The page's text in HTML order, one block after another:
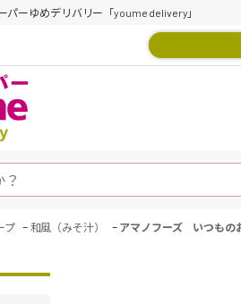
パーゆめデリバリー「youme delivery」
プ - 和風（みそ汁） - アマノフーズ いつも